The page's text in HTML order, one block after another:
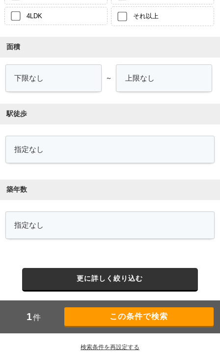
4LDK それ以上
面積
～
駅徒歩
築年数
更に詳しく絞り込む
1件
検索条件を再設定する